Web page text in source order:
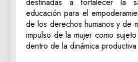
educación para el
de los derechos humanos y de
impulso de la mujer como
dentro de la dinámica